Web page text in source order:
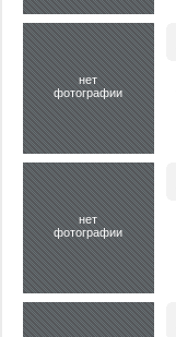
нет
фотографии
нет
фотографии